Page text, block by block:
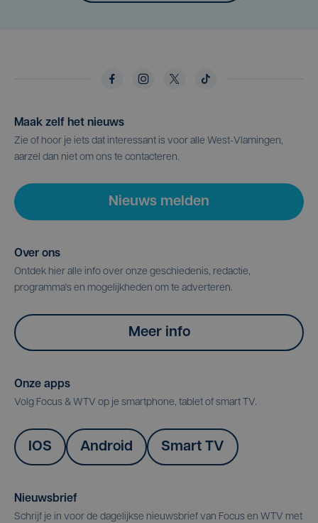
Maak zelf het nieuws
Zie of hoor je iets dat interessant is voor alle West-Vlamingen,
aarzel dan niet om ons te contacteren.
Nieuws melden
Over ons
Ontdek hier alle info over onze geschiedenis, redactie,
programma's en mogelijkheden om te adverteren.
Meer info
Onze apps
Volg Focus & WTV op je smartphone, tablet of smart TV.
IOS Android Smart TV
Nieuwsbrief
Schrijf je in voor de dagelijkse nieuwsbrief van Focus en WTV met